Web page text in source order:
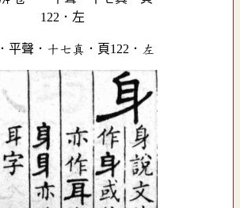
平聲．十七真．頁122．左